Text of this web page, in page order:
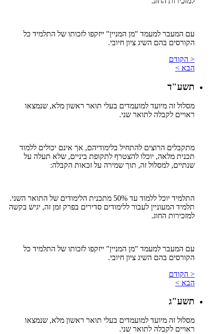
עם המעבר למעמד "מן המניין" ייזקפו לזכותו של התלמיד כל
הקורסים בהם השיג ציון חיובי.
< הקודם
הבא >
תשע"ד
מסלול זה מיועד למועמדים בעלי תואר ראשון מלא, שנמצאו
ראויים לקבלה לתואר שני.
מתקבלים הרוצים להתחיל בלימודיהם, אך אינם יכולים ללמוד
תכנית מלאה, יוכלו להצטרף לתקופת ביניים, שלא תעלה על
שנתיים, למסלול זה, תוך שמירה על זכאות הקבלה:
התלמיד יוכל ללמוד עד 50% מתכנית הלימודים של התואר השני.
תלמיד המעוניין לעבור ללימודים סדירים בפרק זמן זה, יגיש בקשה
למזכירות החוג.
עם המעבר למעמד "מן המניין" ייזקפו לזכותו של התלמיד כל
הקורסים בהם השיג ציון חיובי.
< הקודם
הבא >
תשע"ג
מסלול זה מיועד למועמדים בעלי תואר ראשון מלא, שנמצאו
ראויים לקבלה לתואר שני.